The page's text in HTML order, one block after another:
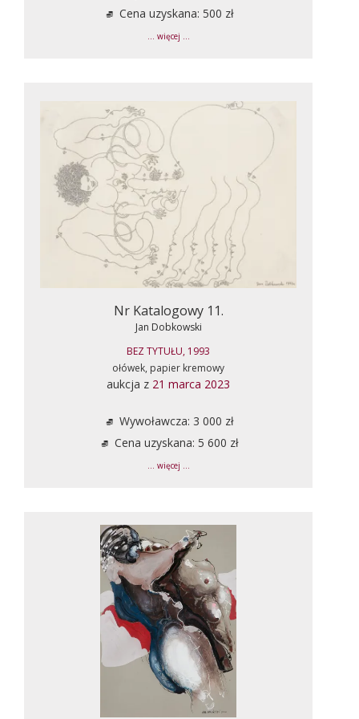
Cena uzyskana: 500 zł
... więcej ...
Nr Katalogowy 11.
Jan Dobkowski
BEZ TYTUŁU, 1993
ołówek, papier kremowy
aukcja z 21 marca 2023
Wywoławcza: 3 000 zł
Cena uzyskana: 5 600 zł
... więcej ...